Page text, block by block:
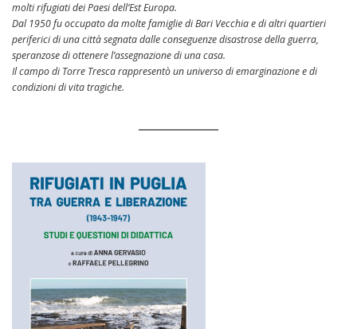
molti rifugiati dei Paesi dell’Est Europa.
Dal 1950 fu occupato da molte famiglie di Bari Vecchia e di altri quartieri
periferici di una città segnata dalle conseguenze disastrose della guerra,
speranzose di ottenere l’assegnazione di una casa.
Il campo di Torre Tresca rappresentò un universo di emarginazione e di
condizioni di vita tragiche.